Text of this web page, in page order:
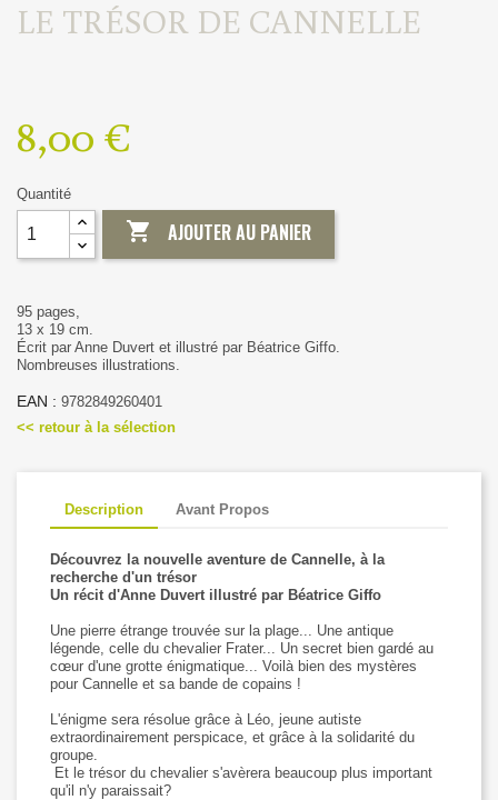
LE TRÉSOR DE CANNELLE
8,00 €
Quantité
 AJOUTER AU PANIER
95 pages,
13 x 19 cm.
Écrit par Anne Duvert et illustré par Béatrice Giffo.
Nombreuses illustrations.
EAN : 9782849260401
<< retour à la sélection
Description Avant Propos
Découvrez la nouvelle aventure de Cannelle, à la
recherche d'un trésor
Un récit d'Anne Duvert illustré par Béatrice Giffo
Une pierre étrange trouvée sur la plage... Une antique
légende, celle du chevalier Frater... Un secret bien gardé au
cœur d'une grotte énigmatique... Voilà bien des mystères
pour Cannelle et sa bande de copains !
L'énigme sera résolue grâce à Léo, jeune autiste
extraordinairement perspicace, et grâce à la solidarité du
groupe.
Et le trésor du chevalier s'avèrera beaucoup plus important
qu'il n'y paraissait?